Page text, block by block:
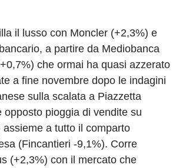
il lusso con Moncler (+2,3%) e
a partire da Mediobanca
che ormai ha quasi azzerato
a fine novembre dopo le indagini
sulla scalata a Piazzetta
opposto pioggia di vendite su
a tutto il comparto
(Fincantieri -9,1%). Corre
(+2,3%) con il mercato che